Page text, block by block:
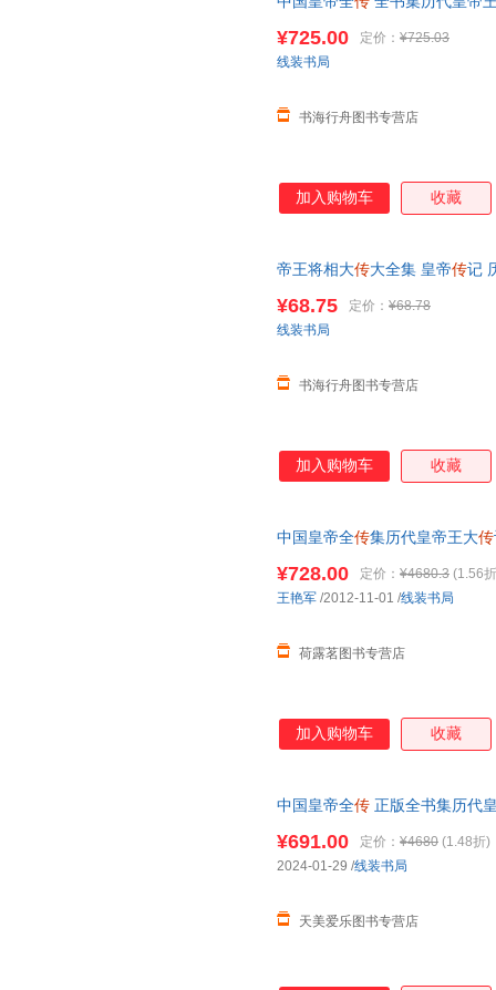
¥725.00 定价： ¥725.03
书海行舟图书专营店
线装书局
加入购物车 收藏
帝王将相大传大全集 皇帝传记
¥68.75 定价： ¥68.78
书海行舟图书专营店
线装书局
加入购物车 收藏
中国皇帝全传集历代皇帝王大传
¥728.00 定价： ¥4680.3 (1.56
荷露茗图书专营店
王艳军 /2012-11-01 /线装书局
加入购物车 收藏
中国皇帝全传 正版全书集历代
¥691.00 定价： ¥4680 (1.48折)
天美爱乐图书专营店
2024-01-29 /线装书局